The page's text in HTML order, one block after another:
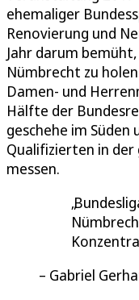
ehemaliger
Renovierung und
Jahr darum
Nümbrecht zu
Damen- und
Hälfte der
geschehe im Süden
Qualifizierten in
messen.
Gabriel